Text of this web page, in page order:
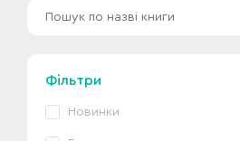
Фільтри
Новинки